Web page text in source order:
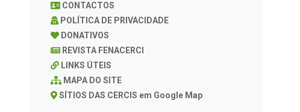
CONTACTOS
POLÍTICA DE PRIVACIDADE
DONATIVOS
REVISTA FENACERCI
LINKS ÚTEIS
MAPA DO SITE
SÍTIOS DAS CERCIS em Google Map